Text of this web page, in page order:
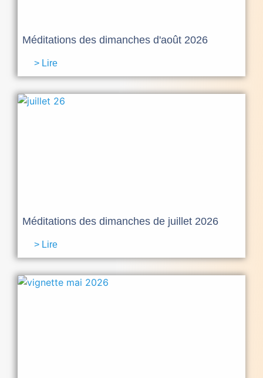
Méditations des dimanches d'août 2026
> Lire
Méditations des dimanches de juillet 2026
> Lire